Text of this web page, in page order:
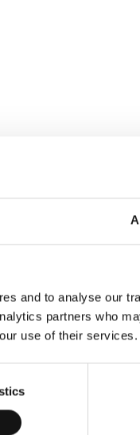
and to analyse our
partners who
use of their services.
og